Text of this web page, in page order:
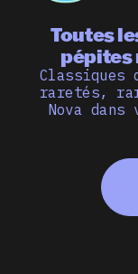
Toutes
pépites
Classiques
raretés,
Nova